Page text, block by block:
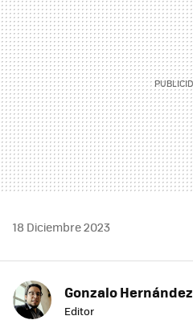
18 Diciembre 2023
Gonzalo Hernández
Editor